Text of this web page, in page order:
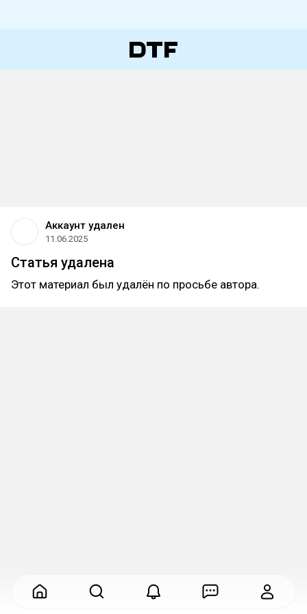
Аккаунт удален
11.06.2025
Статья удалена
Этот материал был удалён по просьбе автора.